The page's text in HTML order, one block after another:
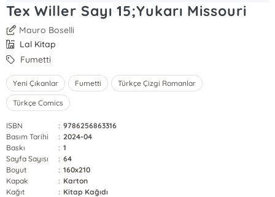
Tex Willer Sayı 15;Yukarı Missouri
Mauro Boselli
Lal Kitap
Fumetti
Yeni Çıkanlar Fumetti Türkçe Çizgi Romanlar
Türkçe Comics
ISBN : 9786256863316
Basım Tarihi
: 2024-04
Baskı
: 1
Sayfa Sayısı
: 64
Boyut
: 160x210
Kapak
: Karton
Kağıt
: Kitap Kağıdı